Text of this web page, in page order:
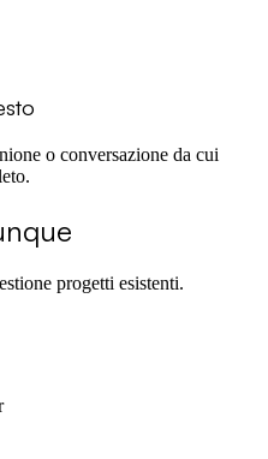
o conversazione da cui
progetti esistenti.